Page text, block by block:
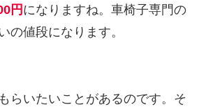
円 になりますね。車椅子専門の
の値段になります。
らいたいことがあるのです。そ